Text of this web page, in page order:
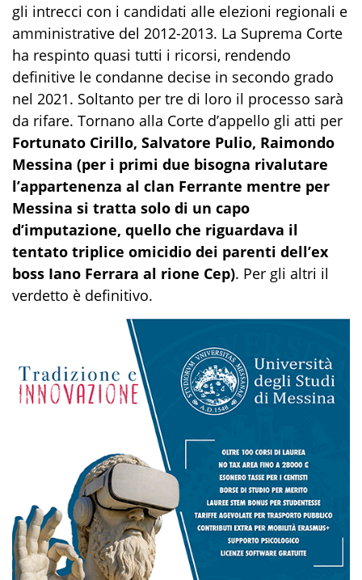
gli intrecci con i candidati alle elezioni regionali e
amministrative del 2012-2013. La Suprema Corte
ha respinto quasi tutti i ricorsi, rendendo
definitive le condanne decise in secondo grado
nel 2021. Soltanto per tre di loro il processo sarà
da rifare. Tornano alla Corte d’appello gli atti per
Fortunato Cirillo, Salvatore Pulio, Raimondo
Messina (per i primi due bisogna rivalutare
l’appartenenza al clan Ferrante mentre per
Messina si tratta solo di un capo
d’imputazione, quello che riguardava il
tentato triplice omicidio dei parenti dell’ex
boss Iano Ferrara al rione Cep). Per gli altri il
verdetto è definitivo.